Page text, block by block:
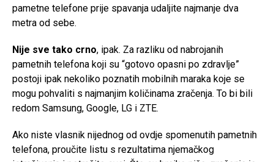
pametne telefone prije spavanja udaljite najmanje dva
metra od sebe.
Nije sve tako crno, ipak. Za razliku od nabrojanih
pametnih telefona koji su “gotovo opasni po zdravlje”
postoji ipak nekoliko poznatih mobilnih maraka koje se
mogu pohvaliti s najmanjim količinama zračenja. To bi bili
redom Samsung, Google, LG i ZTE.
Ako niste vlasnik nijednog od ovdje spomenutih pametnih
telefona, proučite listu s rezultatima njemačkog